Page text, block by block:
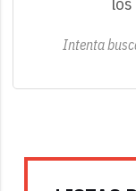
Intenta